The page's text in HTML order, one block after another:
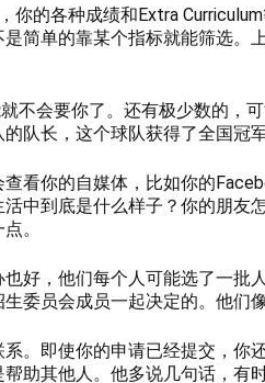
的各种成绩和Extra
简单的靠某个指标就能筛选
不会要你了。还有极少数的，
队长，这个球队获得了全国冠
看你的自媒体，比如你的
中到底是什么样子？你的朋
。
好，他们每个人可能选了一
委员会成员一起决定的。他们
。即使你的申请已经提交，
助其他人。他多说几句话，有